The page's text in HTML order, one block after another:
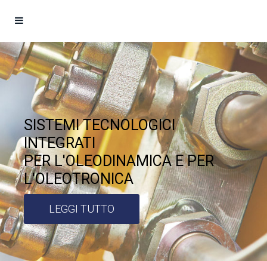
SISTEMI TECNOLOGICI
INTEGRATI
PER L'OLEODINAMICA E PER
L'OLEOTRONICA
LEGGI TUTTO